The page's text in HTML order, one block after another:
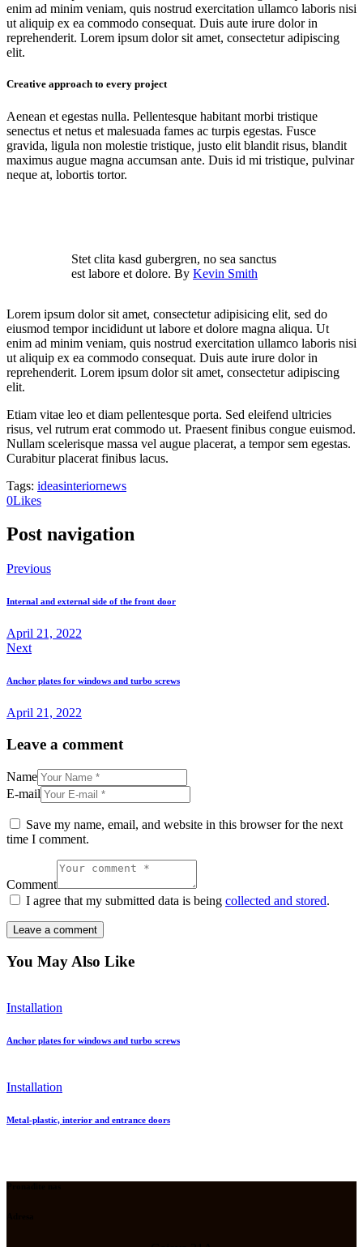
enim ad minim veniam, quis nostrud exercitation ullamco laboris nisi
ut aliquip ex ea commodo consequat. Duis aute irure dolor in
reprehenderit. Lorem ipsum dolor sit amet, consectetur adipiscing
elit.
Creative approach to every project
Aenean et egestas nulla. Pellentesque habitant morbi tristique
senectus et netus et malesuada fames ac turpis egestas. Fusce
gravida, ligula non molestie tristique, justo elit blandit risus, blandit
maximus augue magna accumsan ante. Duis id mi tristique, pulvinar
neque at, lobortis tortor.
Stet clita kasd gubergren, no sea sanctus
est labore et dolore. By Kevin Smith
Lorem ipsum dolor sit amet, consectetur adipisicing elit, sed do
eiusmod tempor incididunt ut labore et dolore magna aliqua. Ut
enim ad minim veniam, quis nostrud exercitation ullamco laboris nisi
ut aliquip ex ea commodo consequat. Duis aute irure dolor in
reprehenderit. Lorem ipsum dolor sit amet, consectetur adipiscing
elit.
Etiam vitae leo et diam pellentesque porta. Sed eleifend ultricies
risus, vel rutrum erat commodo ut. Praesent finibus congue euismod.
Nullam scelerisque massa vel augue placerat, a tempor sem egestas.
Curabitur placerat finibus lacus.
Tags: ideasinteriornews
0Likes
Post navigation
Previous
Internal and external side of the front door
April 21, 2022
Next
Anchor plates for windows and turbo screws
April 21, 2022
Leave a comment
Name
E-mail
Save my name, email, and website in this browser for the next
time I comment.
Comment
I agree that my submitted data is being collected and stored.
You May Also Like
Installation
Anchor plates for windows and turbo screws
Installation
Metal-plastic, interior and entrance doors